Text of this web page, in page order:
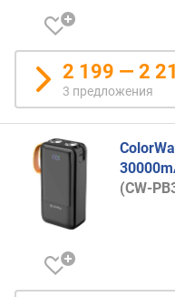
т
В
U
-
(
В
2 199 — 2
3 предложения
(CW-